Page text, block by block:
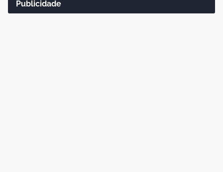
Publicidade